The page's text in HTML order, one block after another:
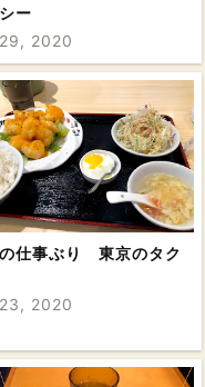
ー
2020
仕事ぶり 東京のタク
2020